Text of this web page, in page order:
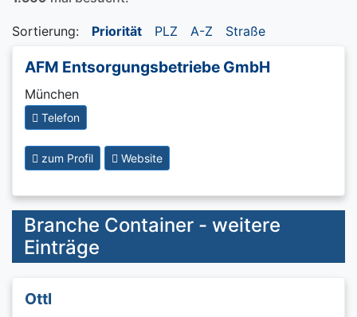
Sortierung: Priorität PLZ A-Z Straße
AFM Entsorgungsbetriebe GmbH
München
Telefon
zum Profil Website
Branche Container - weitere
Einträge
Ottl